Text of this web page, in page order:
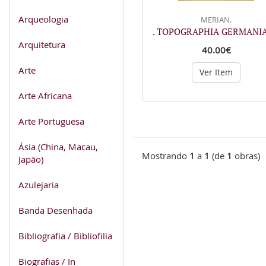
Arqueologia
Arquitetura
Arte
Arte Africana
Arte Portuguesa
Ásia (China, Macau,
Japão)
Azulejaria
Banda Desenhada
Bibliografia / Bibliofilia
Biografias / In
MERIAN.
. TOPOGRAPHIA
40.00€
Ver Item
Mostrando 1 a 1 (de 1 obras)